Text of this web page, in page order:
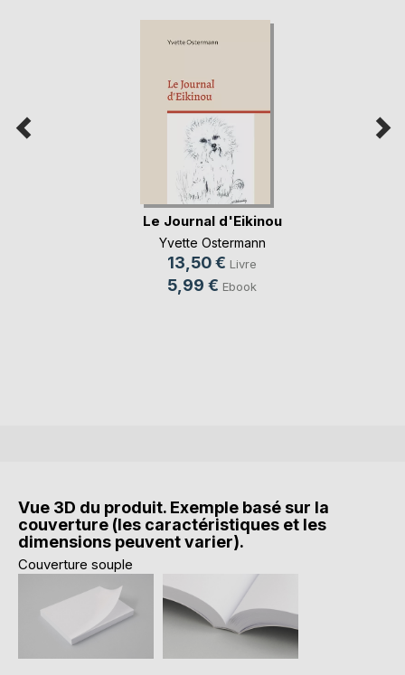
Le Journal d'Eikinou
Yvette Ostermann
13,50 € Livre
5,99 € Ebook
Vue 3D du produit. Exemple basé sur la
couverture (les caractéristiques et les
dimensions peuvent varier).
Couverture souple